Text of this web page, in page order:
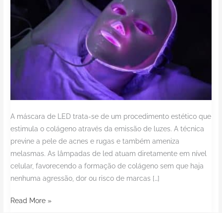
A máscara de LED trata-se de um procedimento estético que
estimula o colágeno através da emissão de luzes. A técnica
previne a pele de acnes e rugas e também ameniza
melasmas. As lâmpadas de led atuam diretamente em nível
celular, favorecendo a formação de colágeno sem que haja
nenhuma agressão, dor ou risco de marcas […]
Read More »